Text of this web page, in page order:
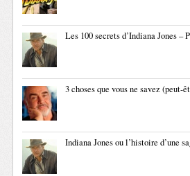
Les 100 secrets d’Indiana Jones –
3 choses que vous ne savez (peut-
Indiana Jones ou l’histoire d’une